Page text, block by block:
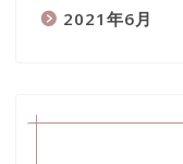
2021年6月